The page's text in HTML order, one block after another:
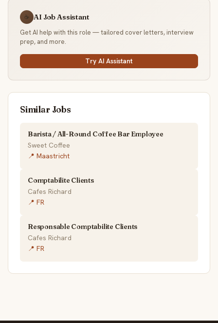
☕ AI Job Assistant
Get AI help with this role — tailored cover letters, interview
prep, and more.
Try AI Assistant
Similar Jobs
Barista / All-Round Coffee Bar Employee
Sweet Coffee
📍 Maastricht
Comptabilite Clients
Cafes Richard
📍 FR
Responsable Comptabilite Clients
Cafes Richard
📍 FR